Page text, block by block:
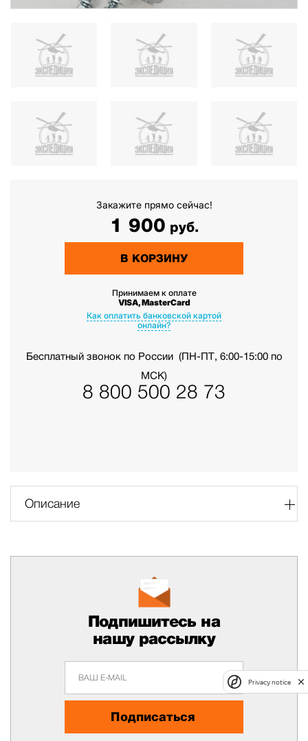
Закажите прямо сейчас!
1 900 руб.
В КОРЗИНУ
Принимаем к оплате
VISA, MasterCard
Как оплатить банковской картой
онлайн?
Бесплатный звонок по России (ПН-ПТ, 6:00-15:00 по
МСК)
8 800 500 28 73
Описание
Подпишитесь на
нашу рассылку
Подписаться
Privacy notice